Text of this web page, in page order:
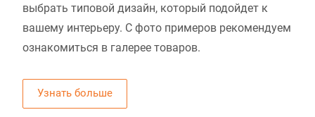
выбрать типовой дизайн, который подойдет к
вашему интерьеру. С фото примеров рекомендуем
ознакомиться в галерее товаров.
Узнать больше